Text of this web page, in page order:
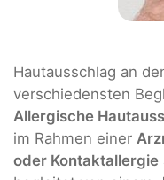
Hautausschlag an
verschiedensten
Allergische
im Rahmen einer
oder Kontaktallergie